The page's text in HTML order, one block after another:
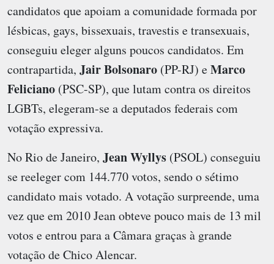
candidatos que apoiam a comunidade formada por
lésbicas, gays, bissexuais, travestis e transexuais,
conseguiu eleger alguns poucos candidatos. Em
contrapartida, Jair Bolsonaro (PP-RJ) eMarco
Feliciano (PSC-SP), que lutam contra os direitos
LGBTs, elegeram-se a deputados federais com
votação expressiva.
No Rio de Janeiro, Jean Wyllys (PSOL) conseguiu
se reeleger com 144.770 votos, sendo o sétimo
candidato mais votado. A votação surpreende, uma
vez que em 2010 Jean obteve pouco mais de 13 mil
votos e entrou para a Câmara graças à grande
votação de Chico Alencar.